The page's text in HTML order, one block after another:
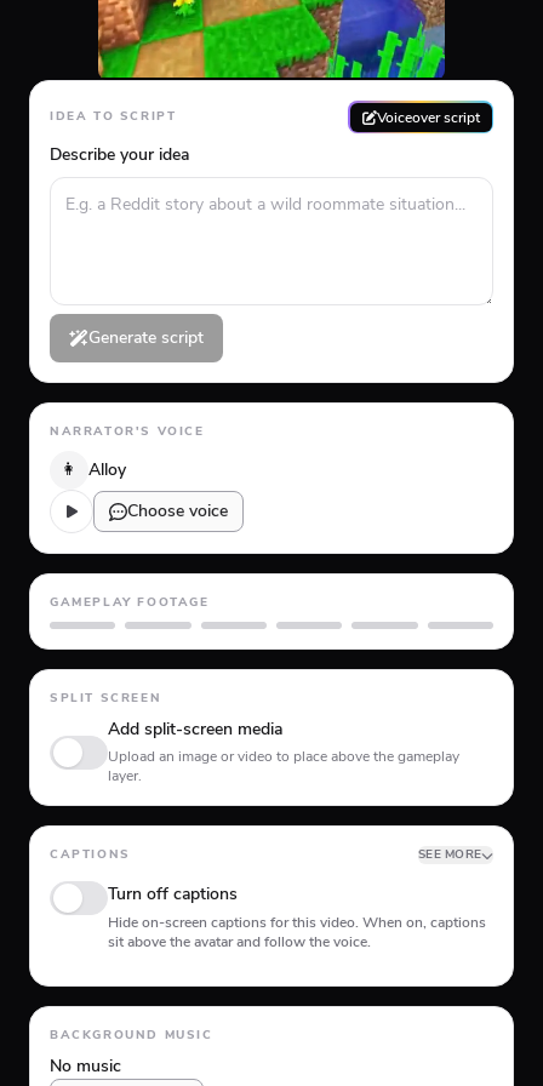
IDEA TO SCRIPT Voiceover script
Describe your idea
Generate script
NARRATOR'S VOICE
👩
Alloy
Choose voice
GAMEPLAY FOOTAGE
GTA 5 Minecraft Planet CoasterRoblox Skate Subway Surfer
SPLIT SCREEN
Add split-screen media
Upload an image or video to place above the gameplay
layer.
CAPTIONS SEE MORE
Turn off captions
Hide on-screen captions for this video. When on, captions
sit above the avatar and follow the voice.
Animation type
BACKGROUND MUSIC
No music